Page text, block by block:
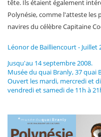
tête. Ils étaient également
Polynésie, comme l'atteste les
navires du célèbre Capitaine
Léonor de Bailliencourt - Juillet
Jusqu'au 14 septembre 2008.
Musée du quai Branly, 37 quai
Ouvert les mardi, mercredi et
vendredi et samedi de 11h à